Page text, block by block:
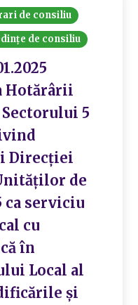
de consiliu
de consiliu
Hotărârii
5
Direcției
de
ca serviciu
cu
în
Local al
și